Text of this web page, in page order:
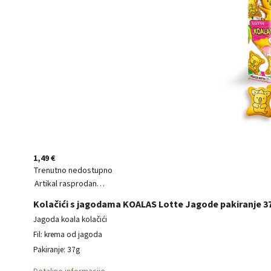
1,49 €
Trenutno nedostupno
Artikal rasprodan…
Kolačići s jagodama KOALAS Lotte Jagode pakiranje
Jagoda koala kolačići
Fil: krema od jagoda
Pakiranje: 37g